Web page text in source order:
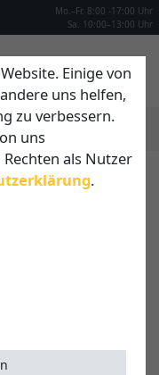
Mo.–Fr. 8:00 -17:00 Uhr
Sa. 10:00–13:00 Uhr
Einige von
uns helfen,
zu verbessern.
uns
als Nutzer
.